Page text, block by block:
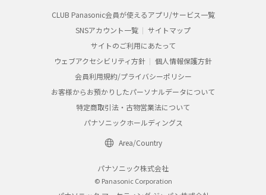
CLUB Panasonic会員が使えるアプリ/サービス一覧
SNSアカウント一覧
サイトマップ
サイトのご利用にあたって
ウェブアクセシビリティ方針
個人情報保護方針
会員利用規約/プライバシーポリシー
お客様からお預かりしたパーソナルデータについて
特定商取引法・古物営業法について
パナソニックホールディングス
Area/Country
パナソニック株式会社
© Panasonic Corporation